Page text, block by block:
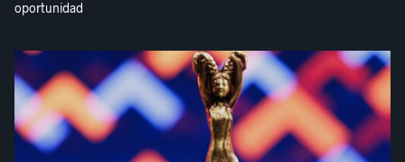
oportunidad